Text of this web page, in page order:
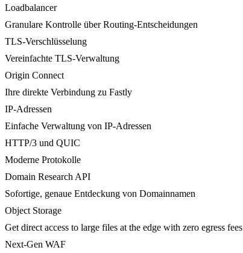
Loadbalancer
Granulare Kontrolle über Routing-Entscheidungen
TLS-Verschlüsselung
Vereinfachte TLS-Verwaltung
Origin Connect
Ihre direkte Verbindung zu Fastly
IP-Adressen
Einfache Verwaltung von IP-Adressen
HTTP/3 und QUIC
Moderne Protokolle
Domain Research API
Sofortige, genaue Entdeckung von Domainnamen
Object Storage
Get direct access to large files at the edge with zero egress fees
Next-Gen WAF